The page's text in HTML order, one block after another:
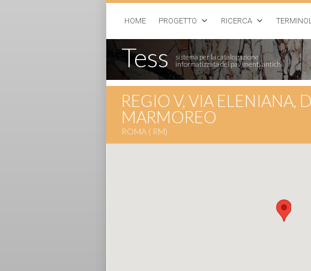
HOME PROGETTO RICERCA
Tess
sistema per la catalogazione
informatizzata dei pavimenti antichi
REGIO V, VIA ELENIANA,
MARMOREO
ROMA ( RM)